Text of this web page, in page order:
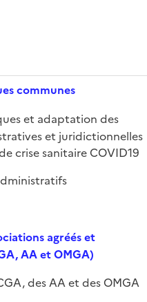
sur LinkedIn
communes
et adaptation des
et juridictionnelles
crise sanitaire COVID19
agréés et
AA et OMGA)
des AA et des OMGA